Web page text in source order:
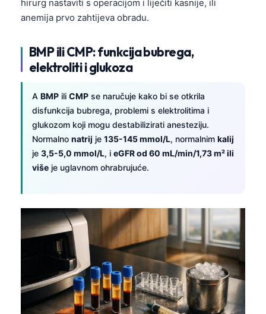
hirurg nastaviti s operacijom i liječiti kasnije, ili
anemija prvo zahtijeva obradu.
BMP ili CMP: funkcija bubrega,
elektroliti i glukoza
A BMP ili CMP se naručuje kako bi se otkrila
disfunkcija bubrega, problemi s elektrolitima i
glukozom koji mogu destabilizirati anesteziju.
Normalno natrij je 135-145 mmol/L, normalnim kalij
je 3,5-5,0 mmol/L, i eGFR od 60 mL/min/1,73 m² ili
više je uglavnom ohrabrujuće.